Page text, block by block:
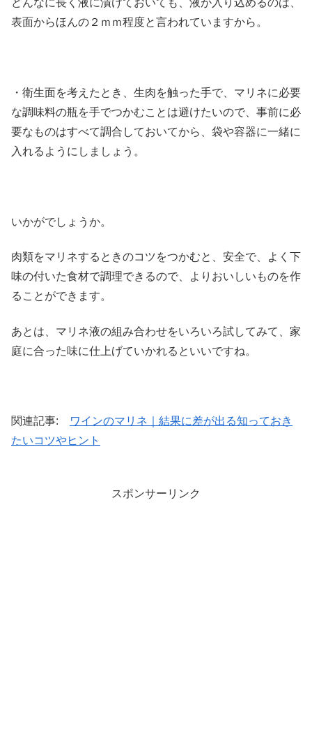
どんなに長く液に漬けておいても、液が入り込めるのは、
表面からほんの２ｍｍ程度と言われていますから。
・衛生面を考えたとき、生肉を触った手で、マリネに必要
な調味料の瓶を手でつかむことは避けたいので、事前に必
要なものはすべて調合しておいてから、袋や容器に一緒に
入れるようにしましょう。
いかがでしょうか。
肉類をマリネするときのコツをつかむと、安全で、よく下
味の付いた食材で調理できるので、よりおいしいものを作
ることができます。
あとは、マリネ液の組み合わせをいろいろ試してみて、家
庭に合った味に仕上げていかれるといいですね。
関連記事:
ワインのマリネ｜結果に差が出る知っておき
たいコツやヒント
スポンサーリンク